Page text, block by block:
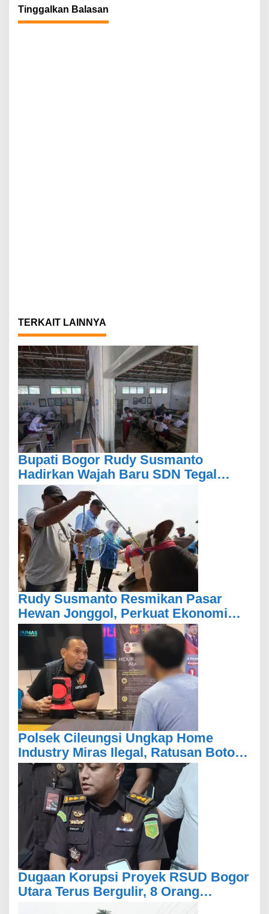
Tinggalkan Balasan
TERKAIT LAINNYA
Bupati Bogor Rudy Susmanto
Hadirkan Wajah Baru SDN Tegal
Benteng, Setelah 11 Tahun Tak
Tersentuh Pembangunan
Rudy Susmanto Resmikan Pasar
Hewan Jonggol, Perkuat Ekonomi
Peternakan dan Dukung
Pengembangan Bogor Timur
Polsek Cileungsi Ungkap Home
Industry Miras Ilegal, Ratusan Botol
Disita
Dugaan Korupsi Proyek RSUD Bogor
Utara Terus Bergulir, 8 Orang
Diperiksa Kejari